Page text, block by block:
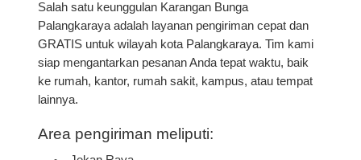
Salah satu keunggulan Karangan Bunga
Palangkaraya adalah layanan pengiriman cepat dan
GRATIS untuk wilayah kota Palangkaraya. Tim kami
siap mengantarkan pesanan Anda tepat waktu, baik
ke rumah, kantor, rumah sakit, kampus, atau tempat
lainnya.
Area pengiriman meliputi: